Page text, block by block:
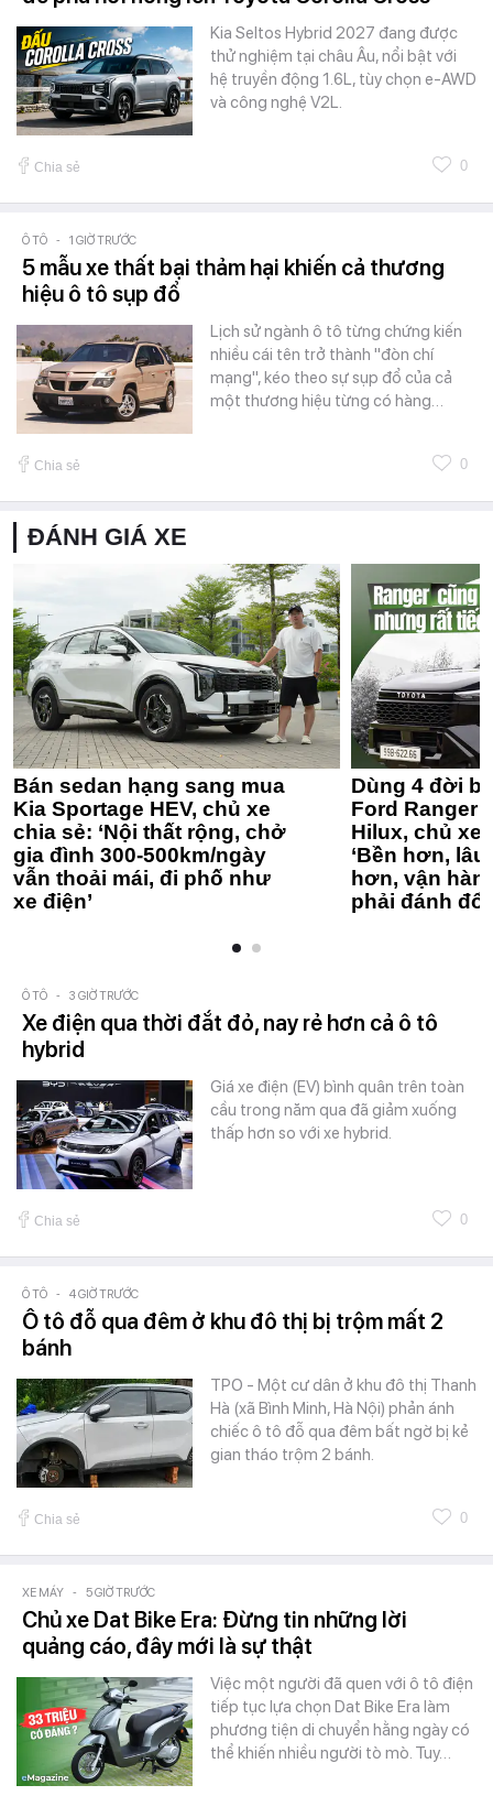
Kia Seltos Hybrid 2027 đang được
thử nghiệm tại châu Âu, nổi bật với
hệ truyền động 1.6L, tùy chọn e-AWD
và công nghệ V2L.
Chia sẻ 0
Ô TÔ - 1 GIỜ TRƯỚC
5 mẫu xe thất bại thảm hại khiến cả thương
hiệu ô tô sụp đổ
Lịch sử ngành ô tô từng chứng kiến
nhiều cái tên trở thành "đòn chí
mạng", kéo theo sự sụp đổ của cả
một thương hiệu từng có hàng…
Chia sẻ 0
ĐÁNH GIÁ XE
Bán sedan hạng sang mua
Kia Sportage HEV, chủ xe
chia sẻ: ‘Nội thất rộng, chở
gia đình 300-500km/ngày
vẫn thoải mái, đi phố như
xe điện’
Dùng 4 đời
Ford Ranger
Hilux, chủ xe
‘Bền hơn,
hơn, vận
phải đánh
Ô TÔ - 3 GIỜ TRƯỚC
Xe điện qua thời đắt đỏ, nay rẻ hơn cả ô tô
hybrid
Giá xe điện (EV) bình quân trên toàn
cầu trong năm qua đã giảm xuống
thấp hơn so với xe hybrid.
Chia sẻ 0
Ô TÔ - 4 GIỜ TRƯỚC
Ô tô đỗ qua đêm ở khu đô thị bị trộm mất 2
bánh
TPO - Một cư dân ở khu đô thị Thanh
Hà (xã Bình Minh, Hà Nội) phản ánh
chiếc ô tô đỗ qua đêm bất ngờ bị kẻ
gian tháo trộm 2 bánh.
Chia sẻ 0
XE MÁY - 5 GIỜ TRƯỚC
Chủ xe Dat Bike Era: Đừng tin những lời
quảng cáo, đây mới là sự thật
Việc một người đã quen với ô tô điện
tiếp tục lựa chọn Dat Bike Era làm
phương tiện di chuyển hằng ngày có
thể khiến nhiều người tò mò. Tuy…